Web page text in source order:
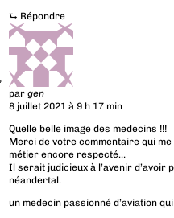
⮑ Répondre
pargen
8 juillet 2021 à 9 h 17 min
Quelle belle image des medecins !!!
Merci de votre commentaire qui
métier encore respecté…
Il serait judicieux à l’avenir d’avoir
néandertal.
un medecin passionné d’aviation